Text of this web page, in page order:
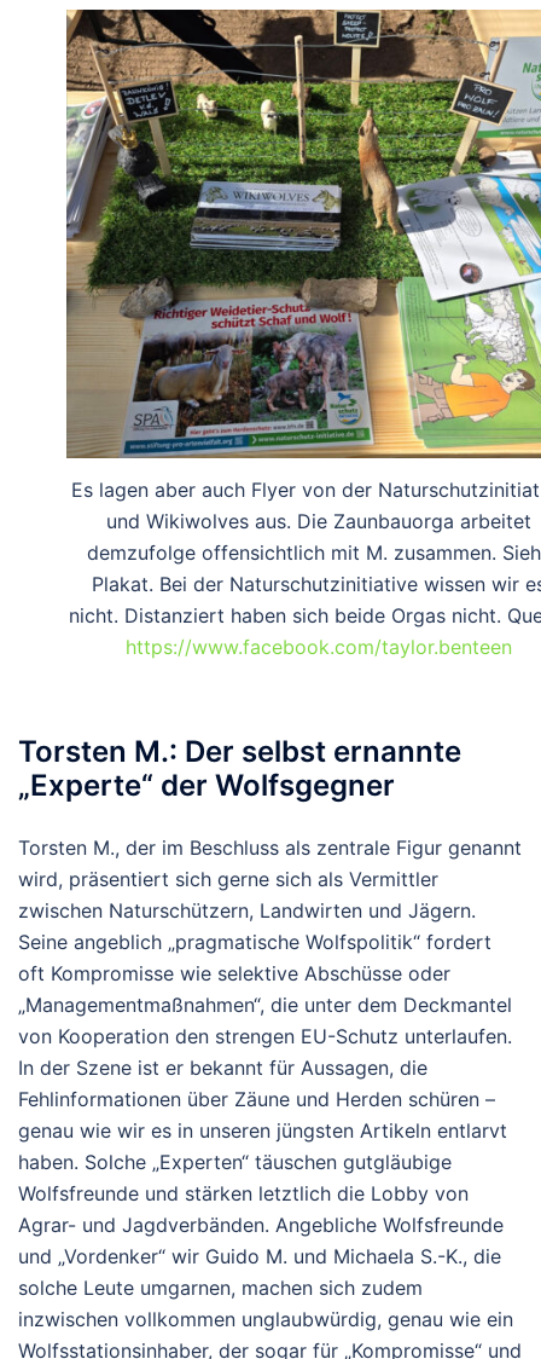
Es lagen aber auch Flyer von der
und Wikiwolves aus. Die Zaunbauorga arbeitet
demzufolge offensichtlich mit M. zusammen.
Plakat. Bei der Naturschutzinitiative wissen wir
nicht. Distanziert haben sich beide Orgas nicht.
https://www.facebook.com/taylor.benteen
Torsten M.: Der selbst ernannte
„Experte“ der Wolfsgegner
Torsten M., der im Beschluss als zentrale Figur genannt
wird, präsentiert sich gerne sich als Vermittler
zwischen Naturschützern, Landwirten und Jägern.
Seine angeblich „pragmatische Wolfspolitik“ fordert
oft Kompromisse wie selektive Abschüsse oder
„Managementmaßnahmen“, die unter dem Deckmantel
von Kooperation den strengen EU-Schutz unterlaufen.
In der Szene ist er bekannt für Aussagen, die
Fehlinformationen über Zäune und Herden schüren –
genau wie wir es in unseren jüngsten Artikeln entlarvt
haben. Solche „Experten“ täuschen gutgläubige
Wolfsfreunde und stärken letztlich die Lobby von
Agrar- und Jagdverbänden. Angebliche Wolfsfreunde
und „Vordenker“ wir Guido M. und Michaela S.-K., die
solche Leute umgarnen, machen sich zudem
inzwischen vollkommen unglaubwürdig, genau wie ein
Wolfsstationsinhaber, der sogar für „Kompromisse“ und